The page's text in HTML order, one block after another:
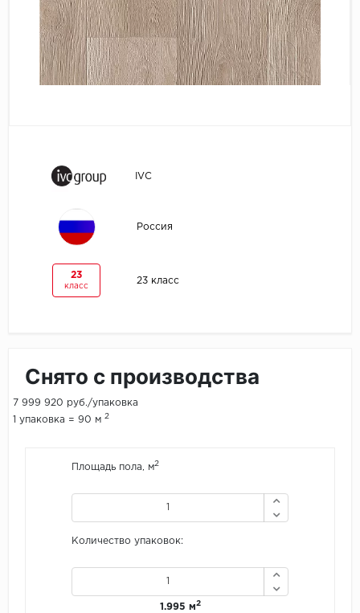
Dolce Flooring
ECO Parquet
Icon Floor
Jinan PDM
IVC
Россия
23
класс
23 класс
Снято с производства
7 999 920 руб./упаковка
1 упаковка = 90 м 2
Площадь пола, м2
Количество упаковок:
1.995 м2